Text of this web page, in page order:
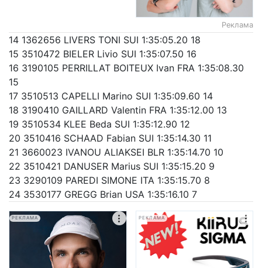
Реклама
14 1362656 LIVERS TONI SUI 1:35:05.20 18
15 3510472 BIELER Livio SUI 1:35:07.50 16
16 3190105 PERRILLAT BOITEUX Ivan FRA 1:35:08.30
15
17 3510513 CAPELLI Marino SUI 1:35:09.60 14
18 3190410 GAILLARD Valentin FRA 1:35:12.00 13
19 3510534 KLEE Beda SUI 1:35:12.90 12
20 3510416 SCHAAD Fabian SUI 1:35:14.30 11
21 3660023 IVANOU ALIAKSEI BLR 1:35:14.70 10
22 3510421 DANUSER Marius SUI 1:35:15.20 9
23 3290109 PAREDI SIMONE ITA 1:35:15.70 8
24 3530177 GREGG Brian USA 1:35:16.10 7
РЕКЛАМА РЕКЛАМА